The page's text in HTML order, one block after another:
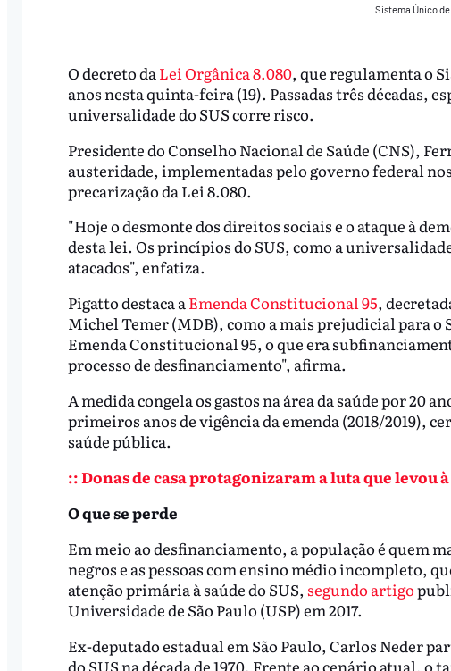
Sistema Único
O decreto da Lei Orgânica 8.080, que regulamenta o
anos nesta quinta-feira (19). Passadas três décadas,
universalidade do SUS corre risco.
Presidente do Conselho Nacional de Saúde (CNS),
austeridade, implementadas pelo governo federal
precarização da Lei 8.080.
"Hoje o desmonte dos direitos sociais e o ataque à
desta lei. Os princípios do SUS, como a
atacados", enfatiza.
Pigatto destaca aEmenda Constitucional 95,
Michel Temer (MDB), como a mais prejudicial para o
Emenda Constitucional 95, o que era
processo de desfinanciamento", afirma.
A medida congela os gastos na área da saúde por 20
primeiros anos de vigência da emenda (2018/2019),
saúde pública.
:: Donas de casa protagonizaram a luta que levou à
O que se perde
Em meio ao desfinanciamento, a população é quem
negros e as pessoas com ensino médio incompleto,
atenção primária à saúde do SUS, segundo artigo
Universidade de São Paulo (USP) em 2017.
Ex-deputado estadual em São Paulo, Carlos Neder
do SUS na década de 1970. Frente ao cenário atual,